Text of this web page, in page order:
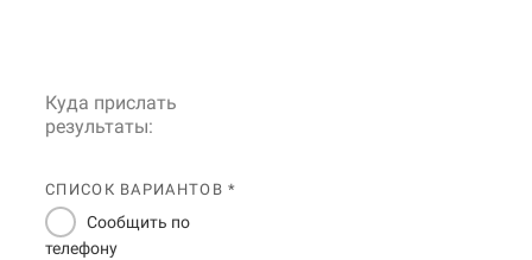
Куда прислать
результаты:
СПИСОК ВАРИАНТОВ *
Сообщить по
телефону